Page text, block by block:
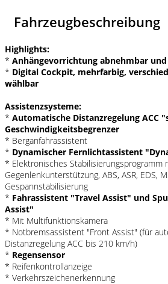
Fahrzeugbeschreibung
Highlights:
* Anhängevorrichtung abnehmbar
* Digital Cockpit, mehrfarbig,
wählbar
Assistenzsysteme:
* Automatische Distanzregelung ACC
Geschwindigkeitsbegrenzer
* Berganfahrassistent
* Dynamischer Fernlichtassistent
* Elektronisches Stabilisierungsprogramm
Gegenlenkunterstützung, ABS, ASR, EDS,
Gespannstabilisierung
* Fahrassistent "Travel Assist" und
Assist"
* Mit Multifunktionskamera
* Notbremsassistent "Front Assist" (für
Distanzregelung ACC bis 210 km/h)
* Regensensor
* Reifenkontrollanzeige
* Verkehrszeichenerkennung